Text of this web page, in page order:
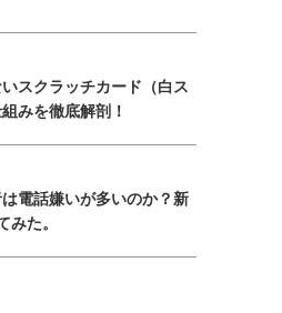
スクラッチカード（白ス
みを徹底解剖！
電話嫌いが多いのか？新
みた。